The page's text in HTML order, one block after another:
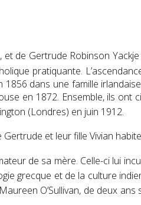
et de Gertrude Robinson Yackje
pratiquante.
dans une famille
en 1872. Ensemble, ils ont
(Londres) en juin 1912.
et leur fille Vivian
de sa mère. Celle-ci lui
grecque et de la culture
Maureen O’Sullivan, de deux ans